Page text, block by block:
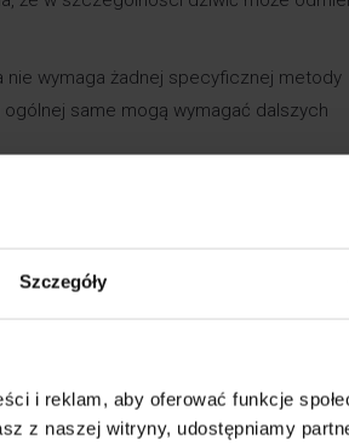
Szczegóły
i reklam, aby oferować funkcje
z naszej witryny, udostępniamy
nie wymaga żadnej specyficznej metody
ogólnej same mogą wymagać dalszych
pryzmat obowiązujących w kraju
przez administrację podatkową
tego, kto ma to oceniać:
w kraju swojej rezydencji podatkowej,
czy jego indywidualna sytuacja jest z
zwolnienia od podatku u źródła